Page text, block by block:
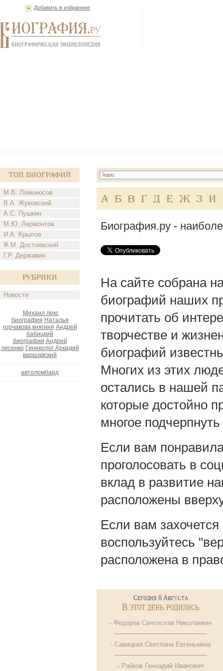
Добавить в избранное
Топ Биографий
М.В. Ломоносов
В.А. Жуковский
А.С. Пушкин
М.Ю. Лермонтов
И.А. Крылов
Ф.М. Достоевский
Г.Р. Державин
Рубрики
Новости
Михаил лекс
биография Наталья
горчакова княгиня Андрей
бабицкий
биография Андрей
лисенко Гинеколог Аркадий
варшавский
автоломбард
А Б В Г Д Е Ж З И
Биография.ру -
На сайте собрана
биографий наших
прочитать об
творчестве и
биографий
Многих из этих
остались в нашей
которые достойно
многое
Если вам
проголосовать в
вклад в развитие
расположены
Если вам
воспользуйтесь
расположена в
Сегодня 8 Августа
В этот день родились
- Федоров Святослав Николаевич
- Савицкая Светлана Евгеньевна
- Райков Геннадий Иванович